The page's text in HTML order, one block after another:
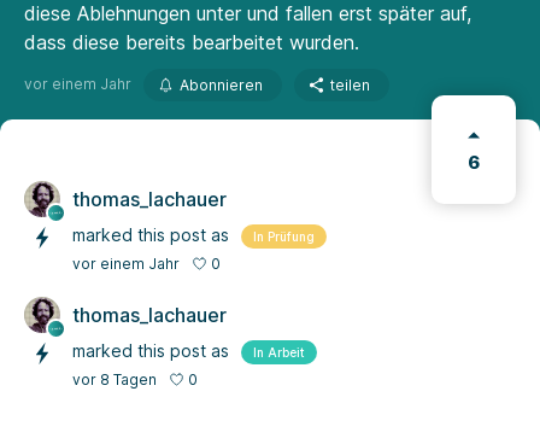
diese Ablehnungen unter und fallen erst später auf,
dass diese bereits bearbeitet wurden.
vor einem Jahr Abonnieren teilen
6
thomas_lachauer
marked this post as In Prüfung
vor einem Jahr 0
thomas_lachauer
marked this post as In Arbeit
vor 8 Tagen 0